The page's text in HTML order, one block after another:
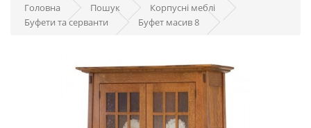
Головна Пошук
Корпусні меблі
Буфети та серванти
Буфет масив 8